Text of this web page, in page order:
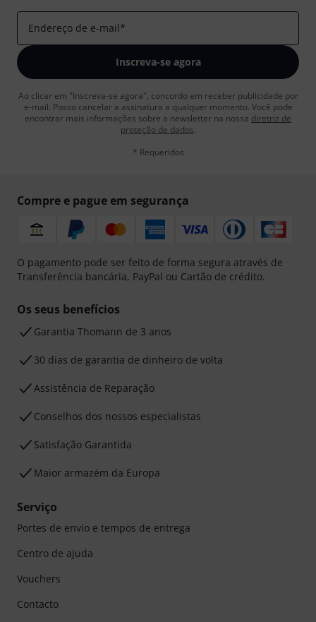
Endereço de e-mail*
Inscreva-se agora
Ao clicar em "Inscreva-se agora", concordo em receber publicidade por
e-mail. Posso cancelar a assinatura a qualquer momento. Você pode
encontrar mais informações sobre a newsletter na nossa diretriz de
proteção de dados.
* Requeridos
Compre e pague em segurança
O pagamento pode ser feito de forma segura através de
Transferência bancária, PayPal ou Cartão de crédito.
Os seus benefícios
Garantia Thomann de 3 anos
30 dias de garantia de dinheiro de volta
Assistência de Reparação
Conselhos dos nossos especialistas
Satisfação Garantida
Maior armazém da Europa
Serviço
Portes de envio e tempos de entrega
Centro de ajuda
Vouchers
Contacto